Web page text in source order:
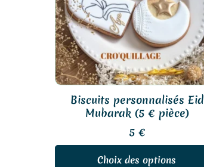
Biscuits personnalisés Eid
Mubarak (5 € pièce)
5€
Choix des options
Les
options
peuvent
être
choisies